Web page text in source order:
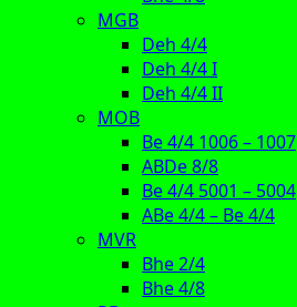
MGB
Deh 4/4
Deh 4/4 I
Deh 4/4 II
MOB
Be 4/4 1006 – 1007
ABDe 8/8
Be 4/4 5001 – 5004
ABe 4/4 – Be 4/4
MVR
Bhe 2/4
Bhe 4/8